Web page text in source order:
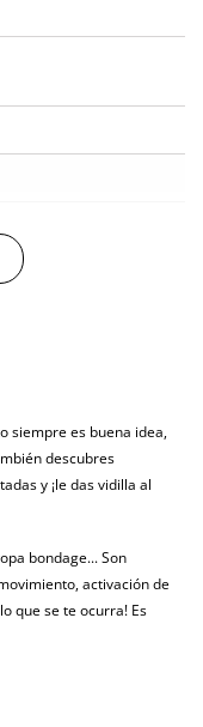
(fecha estimada)
siempre es buena idea,
descubres
y ¡le das vidilla al
bondage... Son
activación de
que se te ocurra! Es